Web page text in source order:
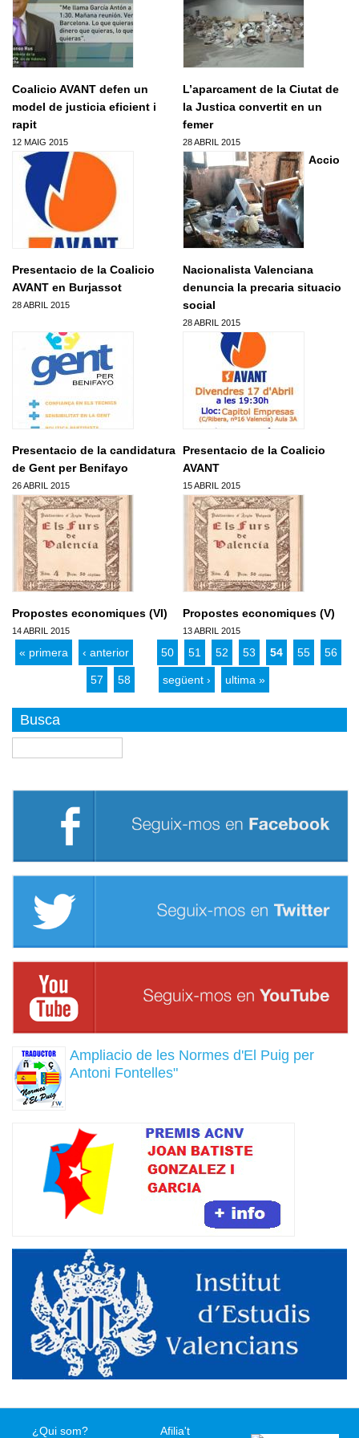
Infraestructures
Politica
Opinio
Societat
Denuncia social
ACNV
Economia
Formacio complementaria
Normes d'El Puig
Usuari*
Crear nou conte
Solicitar una nova contrasenya
Contactar
Afilia't
Cursos IEV
Coalicio AVANT defen un
model de justicia eficient i
rapit
12 MAIG 2015
L’aparcament de la Ciutat de
la Justica convertit en un
femer
28 ABRIL 2015
Presentacio de la Coalicio
AVANT en Burjassot
28 ABRIL 2015
Accio
Nacionalista Valenciana
denuncia la precaria situacio
social
28 ABRIL 2015
Presentacio de la candidatura
de Gent per Benifayo
26 ABRIL 2015
Presentacio de la Coalicio
AVANT
15 ABRIL 2015
Propostes economiques (VI)
14 ABRIL 2015
Propostes economiques (V)
13 ABRIL 2015
Pagines
« primera ‹ anterior 50 51 52 53 54 55 56
57 58 següent › ultima »
Busca
Ampliacio de les Normes d'El Puig per
Antoni Fontelles"
¿Qui som? Afilia't